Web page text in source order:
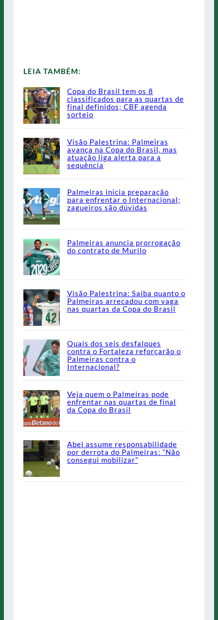
LEIA TAMBÉM:
Copa do Brasil tem os 8
classificados para as quartas de
final definidos; CBF agenda
sorteio
Visão Palestrina: Palmeiras
avança na Copa do Brasil, mas
atuação liga alerta para a
sequência
Palmeiras inicia preparação
para enfrentar o Internacional;
zagueiros são dúvidas
Palmeiras anuncia prorrogação
do contrato de Murilo
Visão Palestrina: Saiba quanto o
Palmeiras arrecadou com vaga
nas quartas da Copa do Brasil
Quais dos seis desfalques
contra o Fortaleza reforçarão o
Palmeiras contra o
Internacional?
Veja quem o Palmeiras pode
enfrentar nas quartas de final
da Copa do Brasil
Abel assume responsabilidade
por derrota do Palmeiras: “Não
consegui mobilizar”